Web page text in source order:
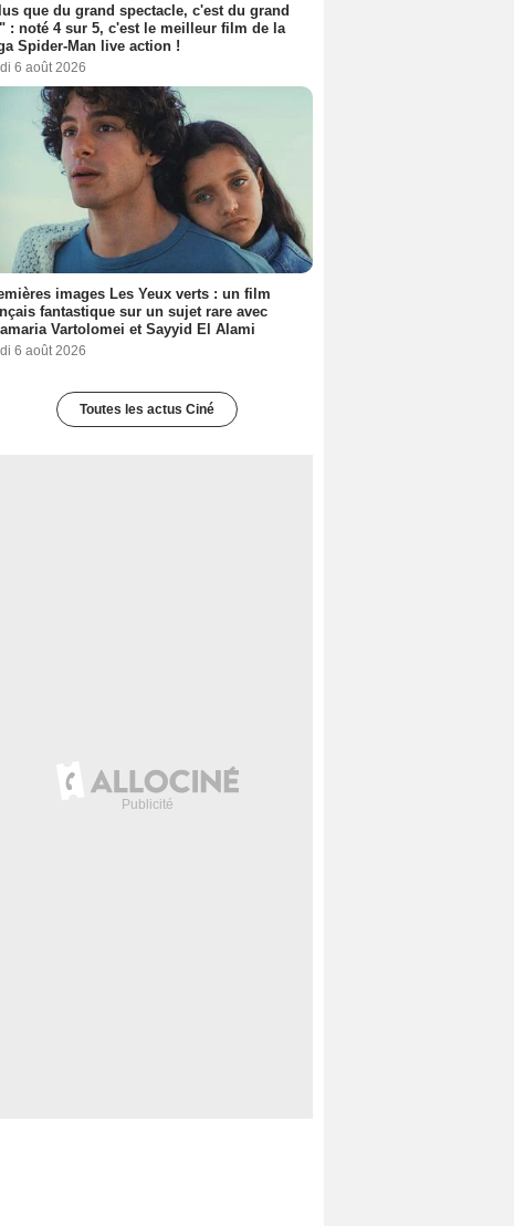
que du grand spectacle, c'est du grand
: noté 4 sur 5, c'est le meilleur film de la
Spider-Man live action !
6 août 2026
images Les Yeux verts : un film
fantastique sur un sujet rare avec
Vartolomei et Sayyid El Alami
6 août 2026
Toutes les actus Ciné